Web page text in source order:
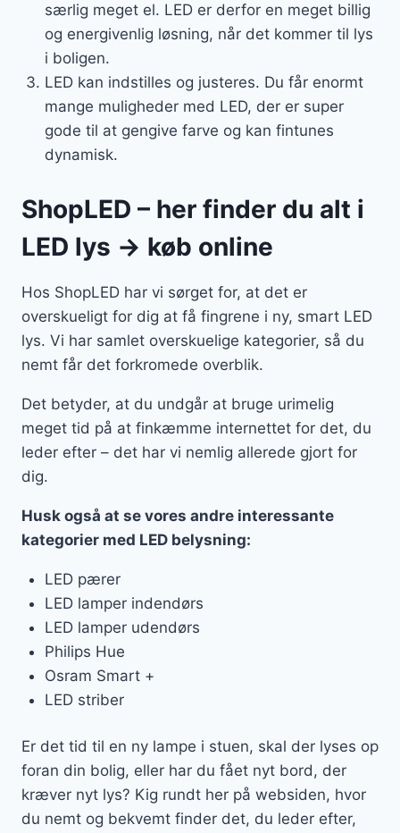
særlig meget el. LED er derfor en meget billig
og energivenlig løsning, når det kommer til lys
i boligen.
LED kan indstilles og justeres. Du får enormt
mange muligheder med LED, der er super
gode til at gengive farve og kan fintunes
dynamisk.
ShopLED – her finder du alt i
LED lys → køb online
Hos ShopLED har vi sørget for, at det er
overskueligt for dig at få fingrene i ny, smart LED
lys. Vi har samlet overskuelige kategorier, så du
nemt får det forkromede overblik.
Det betyder, at du undgår at bruge urimelig
meget tid på at finkæmme internettet for det, du
leder efter – det har vi nemlig allerede gjort for
dig.
Husk også at se vores andre interessante
kategorier med LED belysning:
LED pærer
LED lamper indendørs
LED lamper udendørs
Philips Hue
Osram Smart +
LED striber
Er det tid til en ny lampe i stuen, skal der lyses op
foran din bolig, eller har du fået nyt bord, der
kræver nyt lys? Kig rundt her på websiden, hvor
du nemt og bekvemt finder det, du leder efter,